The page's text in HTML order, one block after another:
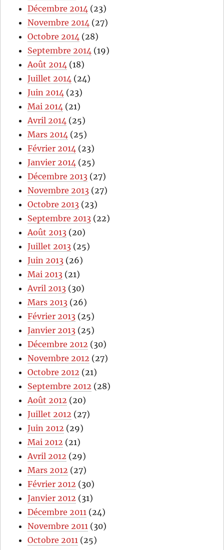
Décembre 2014 (23)
Novembre 2014 (27)
Octobre 2014 (28)
Septembre 2014 (19)
Août 2014 (18)
Juillet 2014 (24)
Juin 2014 (23)
Mai 2014 (21)
Avril 2014 (25)
Mars 2014 (25)
Février 2014 (23)
Janvier 2014 (25)
Décembre 2013 (27)
Novembre 2013 (27)
Octobre 2013 (23)
Septembre 2013 (22)
Août 2013 (20)
Juillet 2013 (25)
Juin 2013 (26)
Mai 2013 (21)
Avril 2013 (30)
Mars 2013 (26)
Février 2013 (25)
Janvier 2013 (25)
Décembre 2012 (30)
Novembre 2012 (27)
Octobre 2012 (21)
Septembre 2012 (28)
Août 2012 (20)
Juillet 2012 (27)
Juin 2012 (29)
Mai 2012 (21)
Avril 2012 (29)
Mars 2012 (27)
Février 2012 (30)
Janvier 2012 (31)
Décembre 2011 (24)
Novembre 2011 (30)
Octobre 2011 (25)